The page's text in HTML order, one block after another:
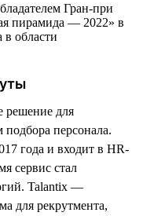
Гран-при
пирамида — 2022» в
области
решение для
персонала.
года и входит в HR-
сервис стал
Talantix —
для рекрутмента,